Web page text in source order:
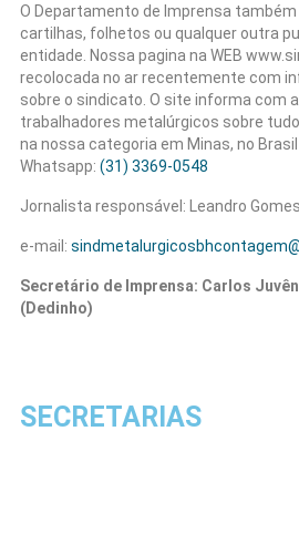
O Departamento de Imprensa
cartilhas, folhetos ou qualquer outra
entidade. Nossa pagina na WEB
recolocada no ar recentemente com
sobre o sindicato. O site informa com
trabalhadores metalúrgicos sobre
na nossa categoria em Minas, no Brasil
Whatsapp: (31) 3369-0548
Jornalista responsável: Leandro
e-mail:
Secretário de Imprensa: Carlos
(Dedinho)
SECRETARIAS